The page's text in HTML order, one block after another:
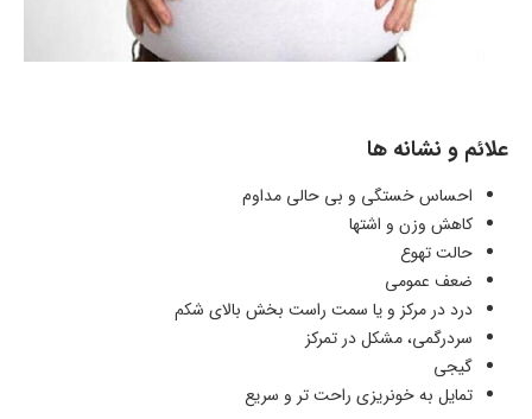
علائم و نشانه ها
احساس خستگی و بی حالی مداوم
کاهش وزن و اشتها
حالت تهوع
ضعف عمومی
درد در مرکز و یا سمت راست بخش بالای شکم
سردرگمی، مشکل در تمرکز
گیجی
تمایل به خونریزی راحت تر و سریع